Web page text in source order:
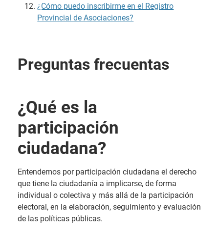
¿Cómo puedo inscribirme en el Registro
Provincial de Asociaciones?
Preguntas frecuentas
¿Qué es la
participación
ciudadana?
Entendemos por participación ciudadana el derecho
que tiene la ciudadanía a implicarse, de forma
individual o colectiva y más allá de la participación
electoral, en la elaboración, seguimiento y evaluación
de las políticas públicas.